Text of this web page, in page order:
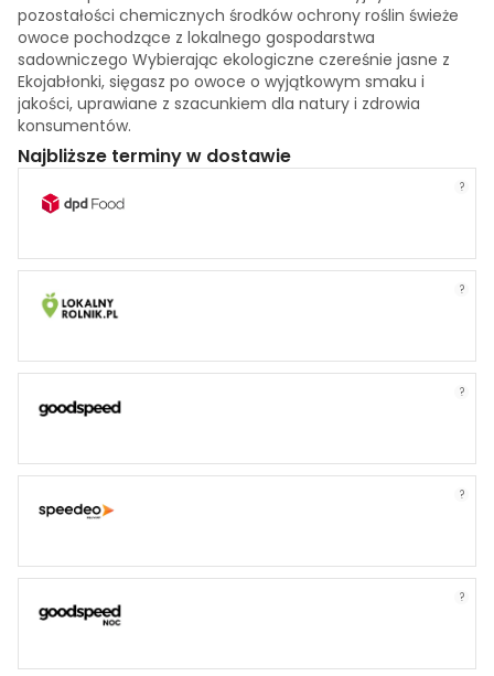
pozostałości chemicznych środków ochrony roślin świeże
owoce pochodzące z lokalnego gospodarstwa
sadowniczego Wybierając ekologiczne czereśnie jasne z
Ekojabłonki, sięgasz po owoce o wyjątkowym smaku i
jakości, uprawiane z szacunkiem dla natury i zdrowia
konsumentów.
Najbliższe terminy w dostawie
?
?
?
?
?